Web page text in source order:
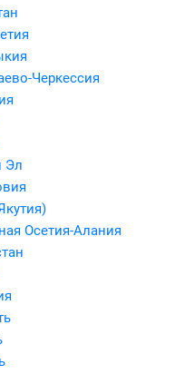
Черкессия
Эл
Осетия-Алания